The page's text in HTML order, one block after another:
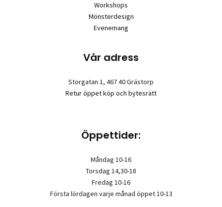
Workshops
Mönsterdesign
Evenemang
Vår adress
Storgatan 1, 467 40 Grästorp
Retur öppet köp och bytesrätt
Öppettider:
Måndag 10-16
Torsdag 14,30-18
Fredag 10-16
Första lördagen varje månad öppet 10-13